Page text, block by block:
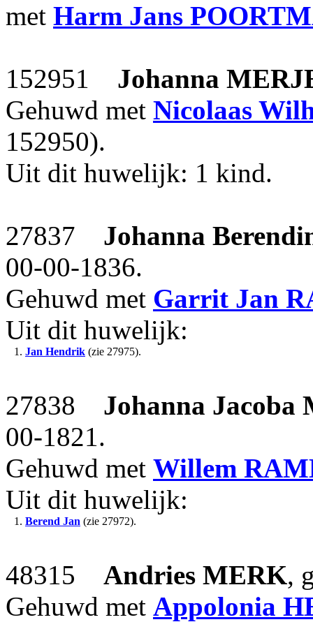
met Harm Jans
152951 Johanna
Gehuwd met Nicolaas
152950).
Uit dit huwelijk: 1 kind.
27837 Johanna
00-00-1836.
Gehuwd met Garrit Jan
Uit dit huwelijk:
1. Jan Hendrik (zie 27975).
27838 Johanna Jacoba
00-1821.
Gehuwd met Willem
Uit dit huwelijk:
1. Berend Jan (zie 27972).
48315 Andries MERK,
Gehuwd met Appolonia